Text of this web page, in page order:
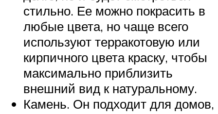
стильно. Ее можно покрасить в
любые цвета, но чаще всего
используют терракотовую или
кирпичного цвета краску, чтобы
максимально приблизить
внешний вид к натуральному.
Камень. Он подходит для домов,